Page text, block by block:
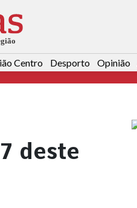
Centro Desporto Opinião
deste